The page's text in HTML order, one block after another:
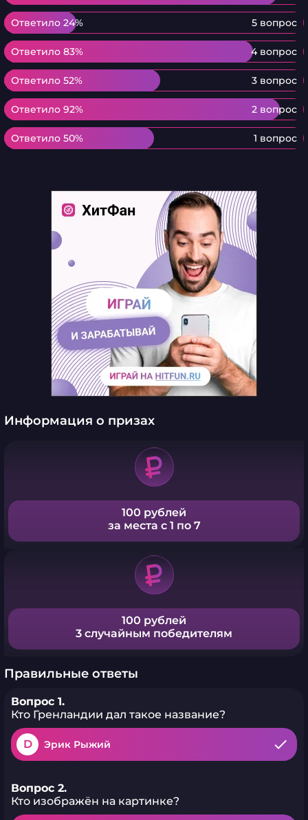
Ответило 24% 5 вопрос
Ответило 24%
Ответило 83% 4 вопрос
Ответило 83%
Ответило 52% 3 вопрос
Ответило 52%
Ответило 92% 2 вопрос
Ответило 92%
Ответило 50% 1 вопрос
Ответило 50%
Информация о призах
100 рублей
за места с 1 по 7
100 рублей
3 случайным победителям
Правильные ответы
Вопрос 1.
Кто Гренландии дал такое название?
D Эрик Рыжий
Вопрос 2.
Кто изображён на картинке?